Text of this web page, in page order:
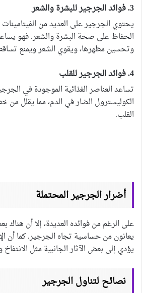
3. فوائد الجرجير للبشرة والشعر
يحتوي الجرجير على العديد من
الحفاظ على صحة البشرة والشعر. فهو
وتحسين مظهرها، ويقوي الشعر ويمنع
4. فوائد الجرجير للقلب
تساعد العناصر الغذائية الموجودة في
الكوليسترول الضار في الدم، مما يقلل من
القلب.
أضرار الجرجير المحتملة
على الرغم من فوائده العديدة، إلا أن
يعانون من حساسية تجاه الجرجير. كما أن
يؤدي إلى بعض الآثار الجانبية مثل الانتفاخ
نصائح لتناول الجرجير